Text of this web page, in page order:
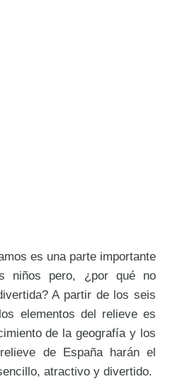
es una parte importante
niños pero, ¿por qué no
A partir de los seis
elementos del relieve es
de la geografía y los
de España harán el
atractivo y divertido.